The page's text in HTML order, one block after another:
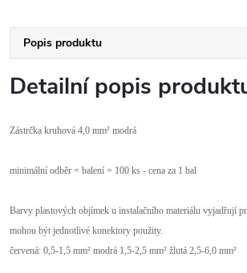
Popis produktu
Detailní popis
Zástrčka kruhová 4,0 mm² modrá
minimální odběr = balení = 100 ks - cena za 1 bal
Barvy plastových objímek u instalačního materiálu vyjadřují pr
mohou být jednotlivé konektory použity.
červená: 0,5-1,5 mm² modrá 1,5-2,5 mm² žlutá 2,5-6,0 mm²